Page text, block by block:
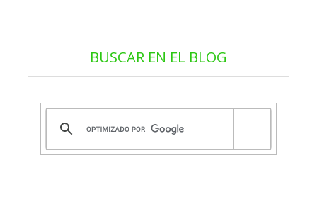
BUSCAR EN EL BLOG